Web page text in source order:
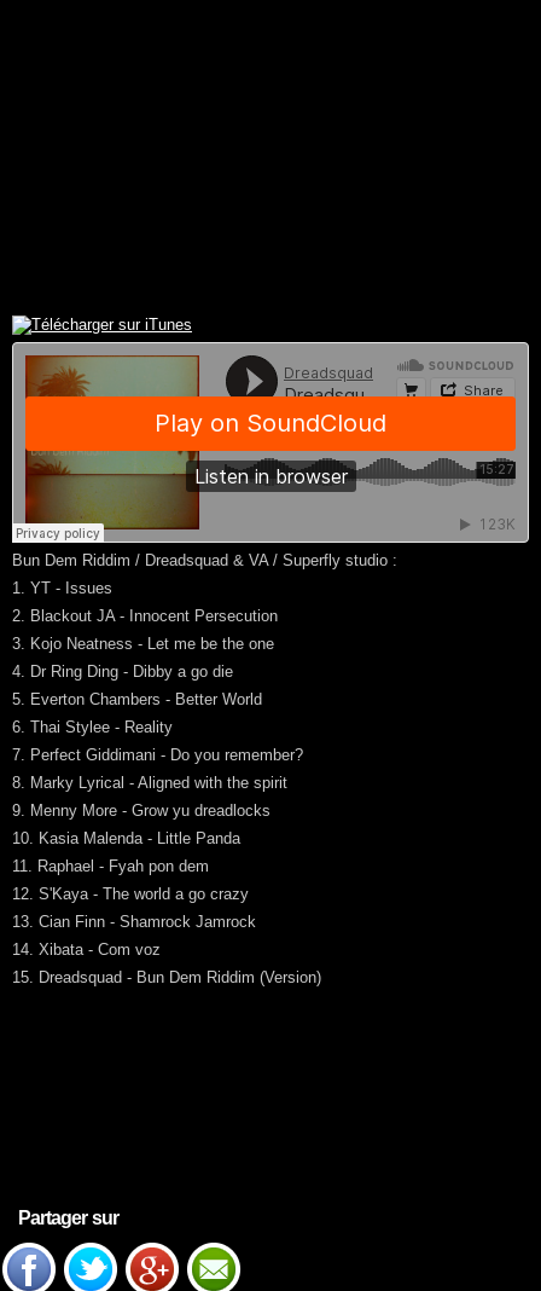
Bun Dem Riddim / Dreadsquad & VA / Superfly studio :
1. YT - Issues
2. Blackout JA - Innocent Persecution
3. Kojo Neatness - Let me be the one
4. Dr Ring Ding - Dibby a go die
5. Everton Chambers - Better World
6. Thai Stylee - Reality
7. Perfect Giddimani - Do you remember?
8. Marky Lyrical - Aligned with the spirit
9. Menny More - Grow yu dreadlocks
10. Kasia Malenda - Little Panda
11. Raphael - Fyah pon dem
12. S'Kaya - The world a go crazy
13. Cian Finn - Shamrock Jamrock
14. Xibata - Com voz
15. Dreadsquad - Bun Dem Riddim (Version)
Partager sur